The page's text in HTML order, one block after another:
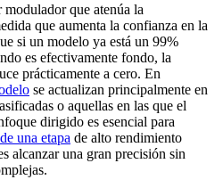
que atenúa la
que aumenta la confianza en la
si un modelo ya está un 99%
es efectivamente fondo, la
prácticamente a cero. En
se actualizan principalmente en
o aquellas en las que el
dirigido es esencial para
una etapa de alto rendimiento
alcanzar una gran precisión sin